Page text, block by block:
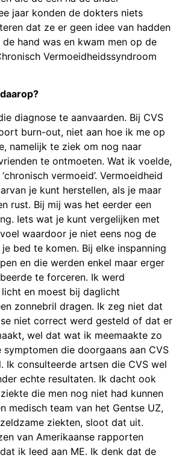
jaar konden de dokters niets
dat ze er geen idee van hadden
hand was en kwam men op de
Vermoeidheidssyndroom
diagnose te aanvaarden. Bij CVS
burn-out, niet aan hoe ik me op
namelijk te ziek om nog naar
te ontmoeten. Wat ik voelde,
vermoeid’. Vermoeidheid
je kunt herstellen, als je maar
rust. Bij mij was het eerder een
Iets wat je kunt vergelijken met
waardoor je niet eens nog de
bed te komen. Bij elke inspanning
en die werden enkel maar erger
te forceren. Ik werd
en moest bij daglicht
zonnebril dragen. Ik zeg niet dat
niet correct werd gesteld of dat er
wel dat wat ik meemaakte zo
symptomen die doorgaans aan CVS
Ik consulteerde artsen die CVS wel
echte resultaten. Ik dacht ook
die men nog niet had kunnen
medisch team van het Gentse UZ,
ziekten, sloot dat uit.
van Amerikaanse rapporten
ik leed aan ME. Ik denk dat de